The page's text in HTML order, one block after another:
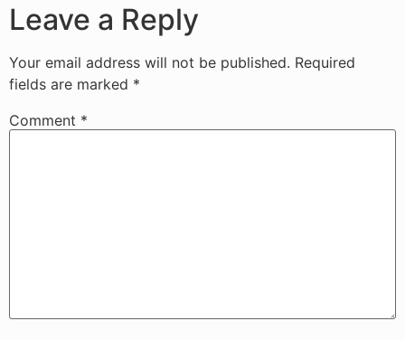
Leave a Reply
Your email address will not be published. Required
fields are marked *
Comment *